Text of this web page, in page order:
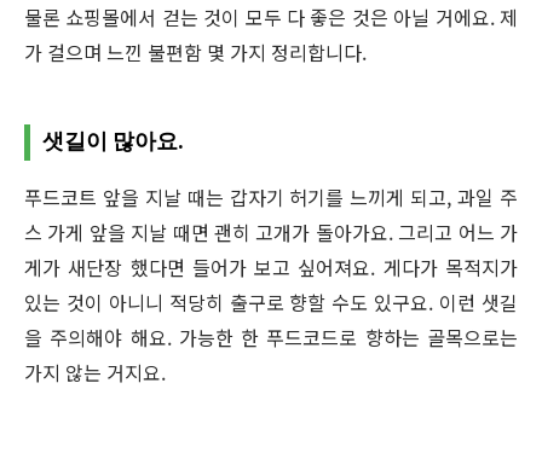
물론 쇼핑몰에서 걷는 것이 모두 다 좋은 것은 아닐 거에요. 제
가 걸으며 느낀 불편함 몇 가지 정리합니다.
샛길이 많아요.
푸드코트 앞을 지날 때는 갑자기 허기를 느끼게 되고, 과일 주
스 가게 앞을 지날 때면 괜히 고개가 돌아가요. 그리고 어느 가
게가 새단장 했다면 들어가 보고 싶어져요. 게다가 목적지가
있는 것이 아니니 적당히 출구로 향할 수도 있구요. 이런 샛길
을 주의해야 해요. 가능한 한 푸드코드로 향하는 골목으로는
가지 않는 거지요.